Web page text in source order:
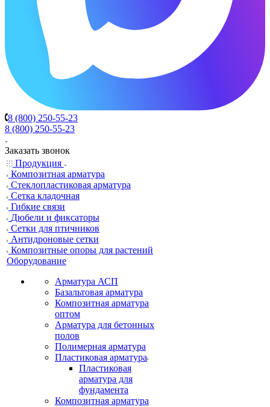
8 (800) 250-55-23
8 (800) 250-55-23
Заказать звонок
Продукция
Композитная арматура
Cтеклопластиковая арматура
Сетка кладочная
Гибкие связи
Дюбели и фиксаторы
Сетки для птичников
Антидроновые сетки
Композитные опоры для растений
Оборудование
Арматура АСП
Базальтовая арматура
Композитная арматура
оптом
Арматура для бетонных
полов
Полимерная арматура
Пластиковая арматура
Пластиковая
арматура для
фундамента
Композитная арматура